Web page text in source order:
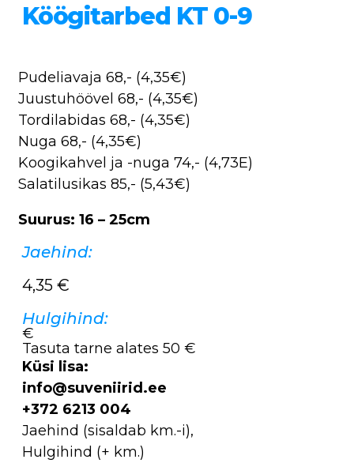
Köögitarbed KT 0-9
Pudeliavaja 68,- (4,35€)
Juustuhöövel 68,- (4,35€)
Tordilabidas 68,- (4,35€)
Nuga 68,- (4,35€)
Koogikahvel ja -nuga 74,- (4,73E)
Salatilusikas 85,- (5,43€)
Suurus: 16 – 25cm
Jaehind:
4,35 €
Hulgihind:
€
Tasuta tarne alates 50 €
Küsi lisa:
info@suveniirid.ee
+372 6213 004
Jaehind (sisaldab km.-i),
Hulgihind (+ km.)